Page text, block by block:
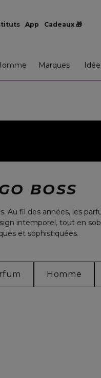
App Cadeaux 🎁
Marques
BOSS
Au fil des années, les
intemporel, tout en
et sophistiquées.
Homme